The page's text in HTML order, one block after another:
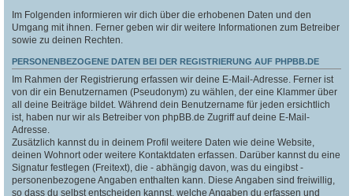
Im Folgenden informieren wir dich über die erhobenen Daten und den
Umgang mit ihnen. Ferner geben wir dir weitere Informationen zum Betreiber
sowie zu deinen Rechten.
PERSONENBEZOGENE DATEN BEI DER REGISTRIERUNG AUF PHPBB.DE
Im Rahmen der Registrierung erfassen wir deine E-Mail-Adresse. Ferner ist
von dir ein Benutzernamen (Pseudonym) zu wählen, der eine Klammer über
all deine Beiträge bildet. Während dein Benutzername für jeden ersichtlich
ist, haben nur wir als Betreiber von phpBB.de Zugriff auf deine E-Mail-
Adresse.
Zusätzlich kannst du in deinem Profil weitere Daten wie deine Website,
deinen Wohnort oder weitere Kontaktdaten erfassen. Darüber kannst du eine
Signatur festlegen (Freitext), die - abhängig davon, was du eingibst -
personenbezogene Angaben enthalten kann. Diese Angaben sind freiwillig,
so dass du selbst entscheiden kannst, welche Angaben du erfassen und